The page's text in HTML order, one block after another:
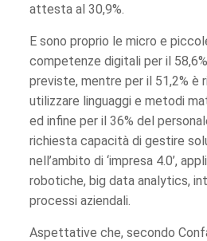
attesta al 30,9%.
E sono proprio le micro e
competenze digitali per il
previste, mentre per il 51,2% è
utilizzare linguaggi e metodi
ed infine per il 36% del
richiesta capacità di gestire
nell’ambito di ‘impresa 4.0’,
robotiche, big data analytics,
processi aziendali.
Aspettative che, secondo